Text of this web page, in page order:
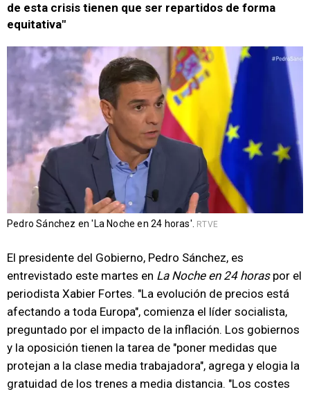
de esta crisis tienen que ser repartidos de forma
equitativa"
Pedro Sánchez en 'La Noche en 24 horas'. RTVE
El presidente del Gobierno, Pedro Sánchez, es
entrevistado este martes en La Noche en 24 horaspor el
periodista Xabier Fortes. "La evolución de precios está
afectando a toda Europa", comienza el líder socialista,
preguntado por el impacto de la inflación. Los gobiernos
y la oposición tienen la tarea de "poner medidas que
protejan a la clase media trabajadora", agrega y elogia la
gratuidad de los trenes a media distancia. "Los costes